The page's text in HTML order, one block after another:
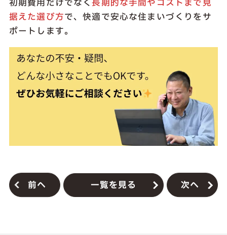
初期費用だけでなく長期的な手間やコストまで見
据えた選び方で、快適で安心な住まいづくりをサ
ポートします。
前へ 一覧を見る 次へ